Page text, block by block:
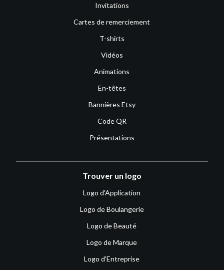
Invitations
Cartes de remerciement
T-shirts
Vidéos
Animations
En-têtes
Bannières Etsy
Code QR
Présentations
Trouver un logo
Logo d'Application
Logo de Boulangerie
Logo de Beauté
Logo de Marque
Logo d'Entreprise